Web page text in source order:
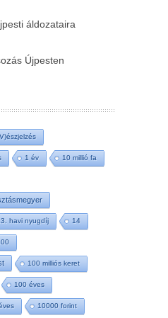
áldozataira
Újpesten
1 év 10 millió fa
havi nyugdíj 14
100 milliós keret
100 éves
10000 forint